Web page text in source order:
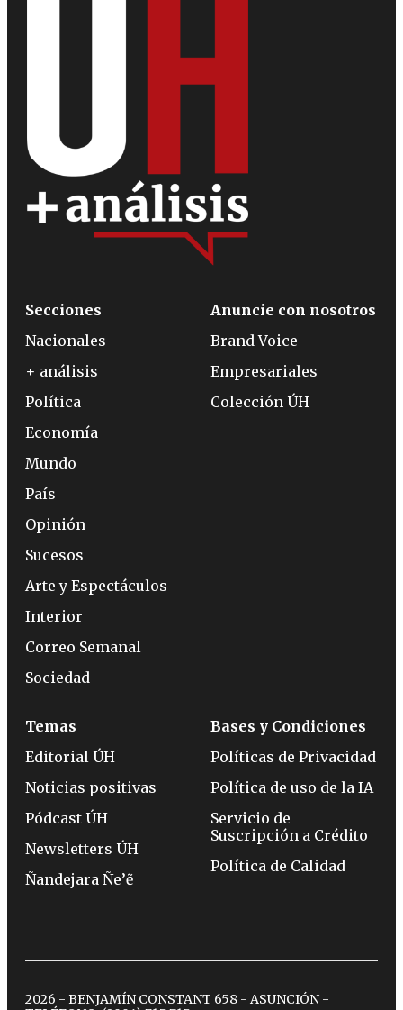
Secciones
Nacionales
+ análisis
Política
Economía
Mundo
País
Opinión
Sucesos
Arte y Espectáculos
Interior
Correo Semanal
Sociedad
Anuncie con nosotros
Brand Voice
Empresariales
Colección ÚH
Temas
Editorial ÚH
Noticias positivas
Pódcast ÚH
Newsletters ÚH
Ñandejara Ñe’ẽ
Bases y Condiciones
Políticas de Privacidad
Política de uso de la IA
Servicio de
Suscripción a Crédito
Política de Calidad
2026 - BENJAMÍN CONSTANT 658 - ASUNCIÓN -